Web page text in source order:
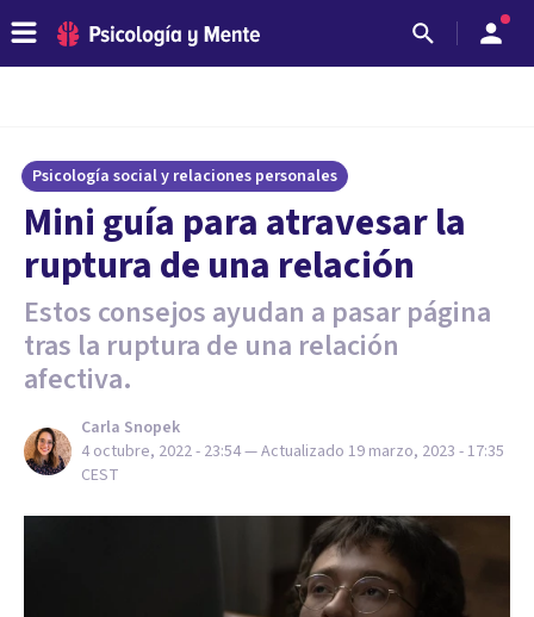
Psicología social y relaciones personales
Mini guía para atravesar la
ruptura de una relación
Estos consejos ayudan a pasar página
tras la ruptura de una relación
afectiva.
Carla Snopek
4 octubre, 2022 - 23:54— Actualizado 19 marzo, 2023 - 17:35
CEST